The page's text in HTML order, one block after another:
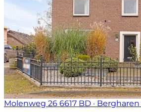
Molenweg 26 6617 BD · Bergharen